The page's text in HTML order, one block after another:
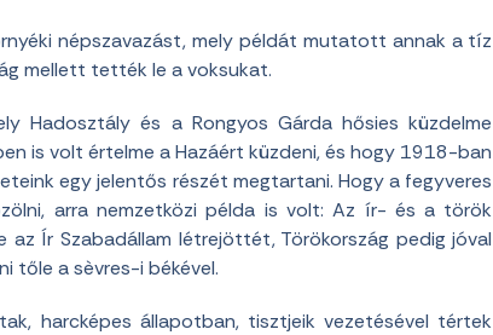
népszavazást, mely példát mutatott annak a tíz
mellett tették le a voksukat.
Hadosztály és a Rongyos Gárda hősies küzdelme
is volt értelme a Hazáért küzdeni, és hogy 1918-ban
egy jelentős részét megtartani. Hogy a fegyveres
arra nemzetközi példa is volt: Az ír- és a török
Ír Szabadállam létrejöttét, Törökország pedig jóval
tőle a sèvres-i békével.
harcképes állapotban, tisztjeik vezetésével tértek